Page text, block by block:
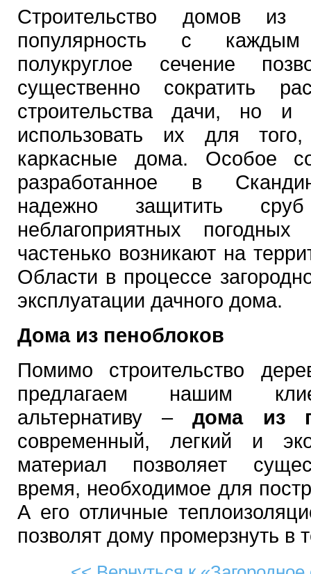
Строительство домов из
популярность с
полукруглое сечение
существенно сократить
строительства дачи, но и
использовать их для
каркасные дома. Особое
разработанное в
надежно защитить
неблагоприятных
частенько возникают на
Области в процессе
эксплуатации дачного дома.
Дома из пеноблоков
Помимо строительство
предлагаем нашим
альтернативу –дома из
современный, легкий и
материал позволяет
время, необходимое для
А его отличные
позволят дому промерзнуть в